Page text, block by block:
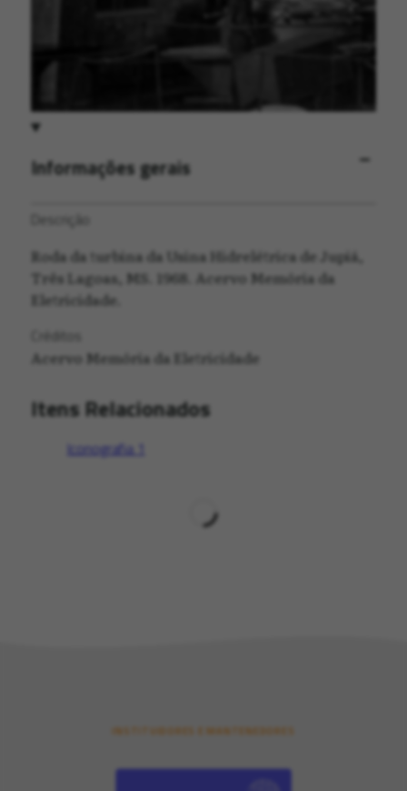
Informações gerais
Descrição
Roda da turbina da Usina Hidrelétrica de Jupiá,
Três Lagoas, MS. 1968. Acervo Memória da
Eletricidade.
Créditos
Acervo Memória da Eletricidade
Itens Relacionados
Iconografia
INSTITUIDORES E MANTENEDORES